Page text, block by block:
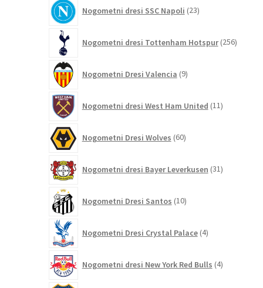
Nogometni dresi SSC Napoli 23izdelkov
Nogometni dresi Tottenham Hotspur 256
Nogometni Dresi Valencia 9izdelkov
Nogometni dresi West Ham United 11izdelkov
Nogometni Dresi Wolves 60izdelkov
Nogometni dresi Bayer Leverkusen 31izdelkov
Nogometni Dresi Santos 10izdelkov
Nogometni Dresi Crystal Palace 4izdelki
Nogometni dresi New York Red Bulls 4izdelki